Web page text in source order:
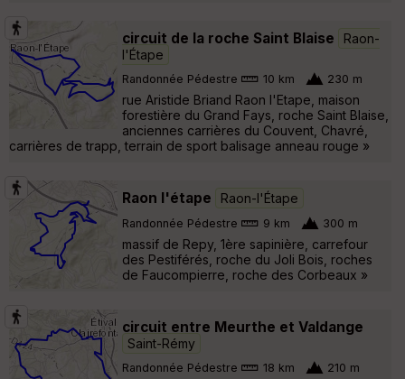
circuit de la roche Saint Blaise
Raon-
l'Étape
Randonnée Pédestre 10 km 230 m
rue Aristide Briand Raon l'Etape, maison
forestière du Grand Fays, roche Saint Blaise,
anciennes carrières du Couvent, Chavré,
carrières de trapp, terrain de sport balisage anneau rouge »
Raon l'étape Raon-l'Étape
Randonnée Pédestre 9 km 300 m
massif de Repy, 1ère sapinière, carrefour
des Pestiférés, roche du Joli Bois, roches
de Faucompierre, roche des Corbeaux »
circuit entre Meurthe et Valdange
Saint-Rémy
Randonnée Pédestre 18 km 210 m